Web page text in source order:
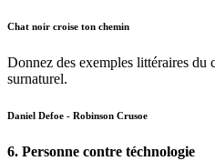
Chat noir croise ton chemin
Donnez des exemples littéraires
surnaturel.
Daniel Defoe - Robinson Crusoe
6. Personne contre téchnologie